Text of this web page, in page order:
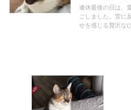
連休最後の日は、
ごしました。雷に
せを感じる贅沢な